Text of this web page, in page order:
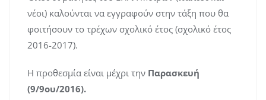
νέοι) καλούνται να εγγραφούν στην τάξη που θα
φοιτήσουν το τρέχων σχολικό έτος (σχολικό έτος
2016-2017).
Η προθεσμία είναι μέχρι την Παρασκευή
(9/9ου/2016).